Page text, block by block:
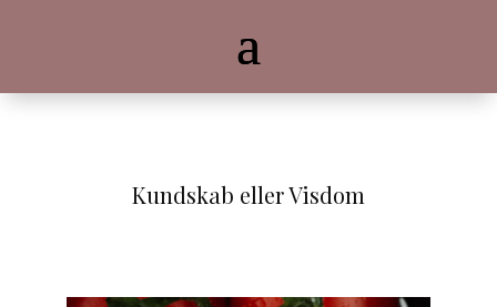
Kundskab eller Visdom